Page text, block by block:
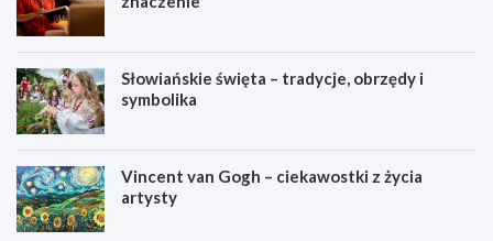
Słowiańskie święta – tradycje, obrzędy i
symbolika
Vincent van Gogh – ciekawostki z życia
artysty
C
J